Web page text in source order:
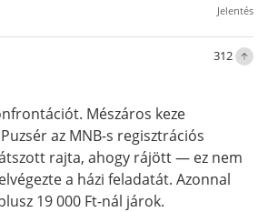
Jelentés
312
Mészáros keze
az MNB-s regisztrációs
rajta, ahogy rájött — ez nem
a házi feladatát. Azonnal
19 000 Ft-nál járok.